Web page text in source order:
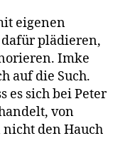
eigenen
dafür plädieren,
Imke
auf die Such.
es sich bei Peter
von
nicht den Hauch